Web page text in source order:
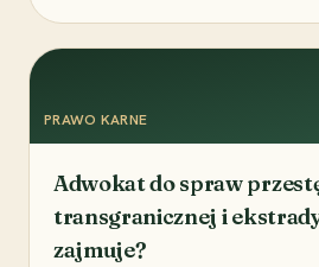
PRAWO KARNE
Adwokat do spraw
transgranicznej i
zajmuje?